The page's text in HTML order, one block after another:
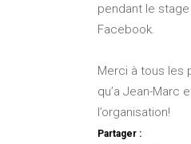
pendant le
Facebook.
Merci à tous les
qu’a Jean-Marc
l’organisation!
Partager :